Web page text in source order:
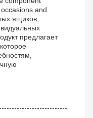
and
ящиков,
предлагает